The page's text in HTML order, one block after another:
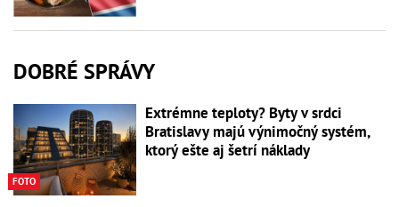
DOBRÉ SPRÁVY
FOTO
Extrémne teploty? Byty v srdci
Bratislavy majú výnimočný systém,
ktorý ešte aj šetrí náklady